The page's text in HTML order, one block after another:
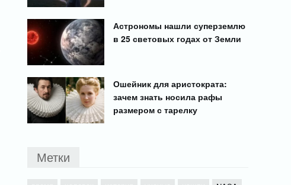
Астрономы нашли суперземлю
в 25 световых годах от Земли
Ошейник для аристократа:
зачем знать носила рафы
размером с тарелку
Метки